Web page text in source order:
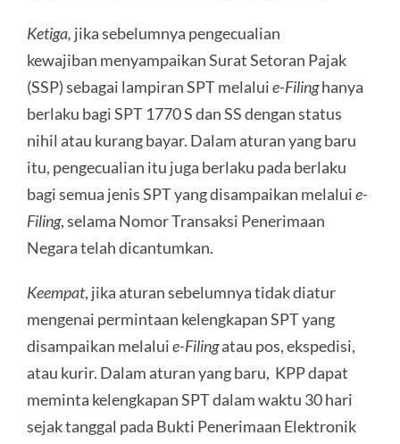
Ketiga, jika sebelumnya pengecualian
kewajiban menyampaikan Surat Setoran Pajak
(SSP) sebagai lampiran SPT melaluie-Filinghanya
berlaku bagi SPT 1770 S dan SS dengan status
nihil atau kurang bayar. Dalam aturan yang baru
itu, pengecualian itu juga berlaku pada berlaku
bagi semua jenis SPT yang disampaikan melaluie-
Filing, selama Nomor Transaksi Penerimaan
Negara telah dicantumkan.
Keempat, jika aturan sebelumnya tidak diatur
mengenai permintaan kelengkapan SPT yang
disampaikan melaluie-Filingatau pos, ekspedisi,
atau kurir. Dalam aturan yang baru, KPP dapat
meminta kelengkapan SPT dalam waktu 30 hari
sejak tanggal pada Bukti Penerimaan Elektronik